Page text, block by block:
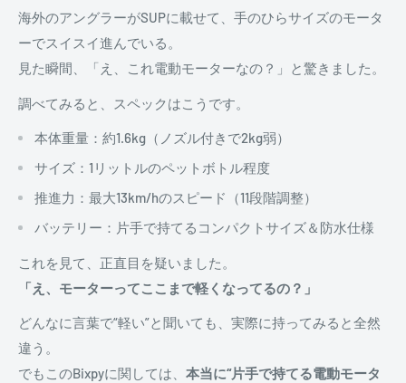
海外のアングラーがSUPに載せて、手のひらサイズのモータ
ーでスイスイ進んでいる。
見た瞬間、「え、これ電動モーターなの？」と驚きました。
調べてみると、スペックはこうです。
本体重量：約1.6kg（ノズル付きで2kg弱）
サイズ：1リットルのペットボトル程度
推進力：最大13km/hのスピード（11段階調整）
バッテリー：片手で持てるコンパクトサイズ＆防水仕様
これを見て、正直目を疑いました。
「え、モーターってここまで軽くなってるの？」
どんなに言葉で“軽い”と聞いても、実際に持ってみると全然
違う。
でもこのBixpyに関しては、 本当に“片手で持てる電動モータ